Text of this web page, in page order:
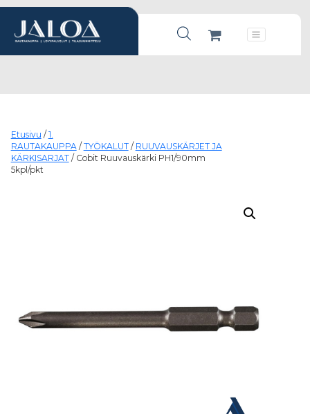
Products search
Päävalikko
Etusivu / 1.
RAUTAKAUPPA/ TYÖKALUT/ RUUVAUSKÄRJET JA
KÄRKISARJAT/ Cobit Ruuvauskärki PH1/90mm
5kpl/pkt